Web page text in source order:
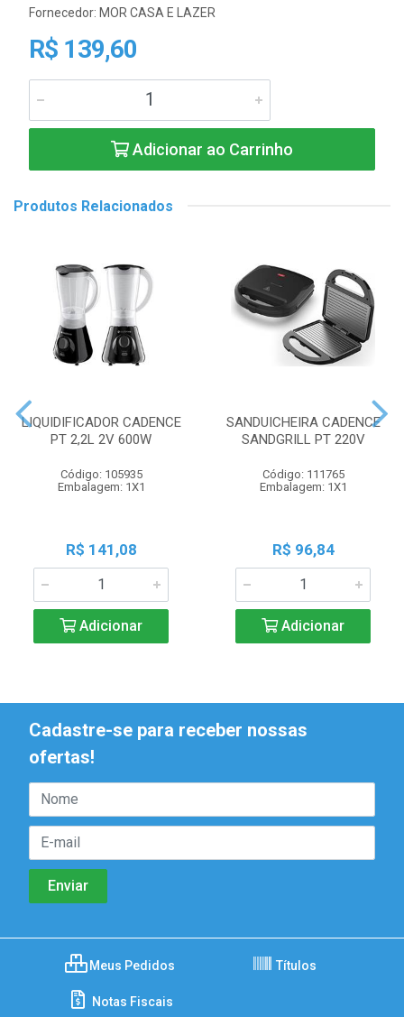
Fornecedor: MOR CASA E LAZER
R$ 139,60
Adicionar ao Carrinho
Produtos Relacionados
LIQUIDIFICADOR CADENCE
PT 2,2L 2V 600W
Código: 105935
Embalagem: 1X1
R$ 141,08
Adicionar
SANDUICHEIRA CADENCE
SANDGRILL PT 220V
Código: 111765
Embalagem: 1X1
R$ 96,84
Adicionar
Cadastre-se para receber nossas
ofertas!
Meus Pedidos Títulos
Notas Fiscais